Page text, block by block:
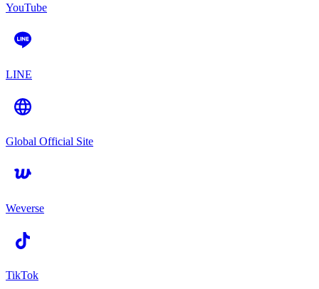
YouTube
LINE
Global Official Site
Weverse
TikTok